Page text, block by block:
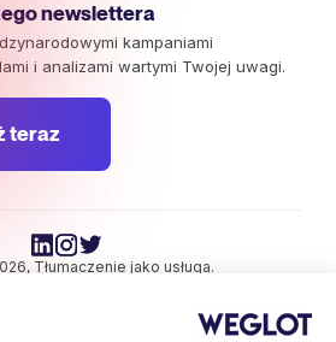
newslettera
kampaniami
i analizami wartymi Twojej uwagi.
teraz
Tłumaczenie jako usługa.